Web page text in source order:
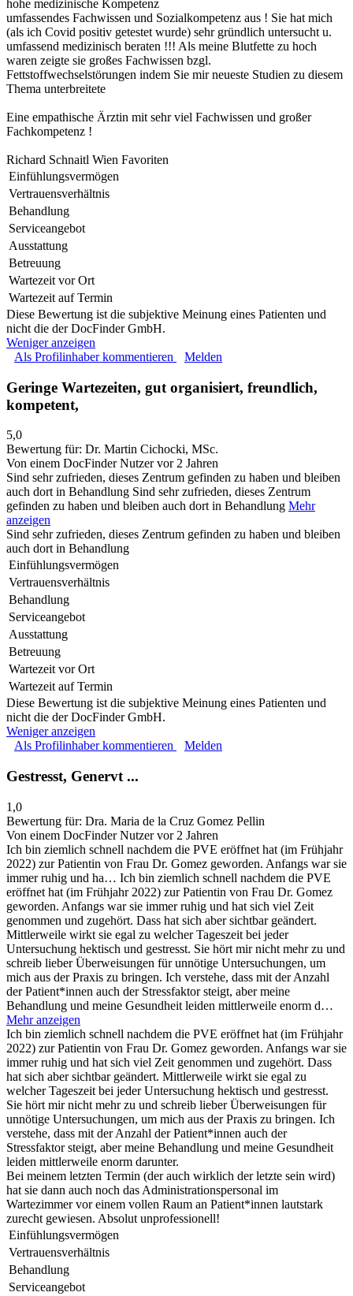
hohe medizinische Kompetenz
umfassendes Fachwissen und Sozialkompetenz aus ! Sie hat mich
(als ich Covid positiv getestet wurde) sehr gründlich untersucht u.
umfassend medizinisch beraten !!! Als meine Blutfette zu hoch
waren zeigte sie großes Fachwissen bzgl.
Fettstoffwechselstörungen indem Sie mir neueste Studien zu diesem
Thema unterbreitete
Eine empathische Ärztin mit sehr viel Fachwissen und großer
Fachkompetenz !
Richard Schnaitl Wien Favoriten
Einfühlungsvermögen
Vertrauensverhältnis
Behandlung
Serviceangebot
Ausstattung
Betreuung
Wartezeit vor Ort
Wartezeit auf Termin
Diese Bewertung ist die subjektive Meinung eines Patienten und
nicht die der DocFinder GmbH.
Weniger anzeigen
Als Profilinhaber kommentieren
Melden
Geringe Wartezeiten, gut organisiert, freundlich,
kompetent,
5,0
Bewertung für: Dr. Martin Cichocki, MSc.
Von einem DocFinder Nutzervor 2 Jahren
Sind sehr zufrieden, dieses Zentrum gefinden zu haben und bleiben
auch dort in Behandlung Sind sehr zufrieden, dieses Zentrum
gefinden zu haben und bleiben auch dort in Behandlung Mehr
anzeigen
Sind sehr zufrieden, dieses Zentrum gefinden zu haben und bleiben
auch dort in Behandlung
Einfühlungsvermögen
Vertrauensverhältnis
Behandlung
Serviceangebot
Ausstattung
Betreuung
Wartezeit vor Ort
Wartezeit auf Termin
Diese Bewertung ist die subjektive Meinung eines Patienten und
nicht die der DocFinder GmbH.
Weniger anzeigen
Als Profilinhaber kommentieren
Melden
Gestresst, Genervt ...
1,0
Bewertung für: Dra. Maria de la Cruz Gomez Pellin
Von einem DocFinder Nutzervor 2 Jahren
Ich bin ziemlich schnell nachdem die PVE eröffnet hat (im Frühjahr
2022) zur Patientin von Frau Dr. Gomez geworden. Anfangs war sie
immer ruhig und ha… Ich bin ziemlich schnell nachdem die PVE
eröffnet hat (im Frühjahr 2022) zur Patientin von Frau Dr. Gomez
geworden. Anfangs war sie immer ruhig und hat sich viel Zeit
genommen und zugehört. Dass hat sich aber sichtbar geändert.
Mittlerweile wirkt sie egal zu welcher Tageszeit bei jeder
Untersuchung hektisch und gestresst. Sie hört mir nicht mehr zu und
schreib lieber Überweisungen für unnötige Untersuchungen, um
mich aus der Praxis zu bringen. Ich verstehe, dass mit der Anzahl
der Patient*innen auch der Stressfaktor steigt, aber meine
Behandlung und meine Gesundheit leiden mittlerweile enorm d…
Mehr anzeigen
Ich bin ziemlich schnell nachdem die PVE eröffnet hat (im Frühjahr
2022) zur Patientin von Frau Dr. Gomez geworden. Anfangs war sie
immer ruhig und hat sich viel Zeit genommen und zugehört. Dass
hat sich aber sichtbar geändert. Mittlerweile wirkt sie egal zu
welcher Tageszeit bei jeder Untersuchung hektisch und gestresst.
Sie hört mir nicht mehr zu und schreib lieber Überweisungen für
unnötige Untersuchungen, um mich aus der Praxis zu bringen. Ich
verstehe, dass mit der Anzahl der Patient*innen auch der
Stressfaktor steigt, aber meine Behandlung und meine Gesundheit
leiden mittlerweile enorm darunter.
Bei meinem letzten Termin (der auch wirklich der letzte sein wird)
hat sie dann auch noch das Administrationspersonal im
Wartezimmer vor einem vollen Raum an Patient*innen lautstark
zurecht gewiesen. Absolut unprofessionell!
Einfühlungsvermögen
Vertrauensverhältnis
Behandlung
Serviceangebot